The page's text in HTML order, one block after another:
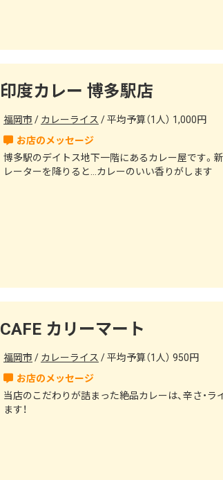
印度カレー 博多駅店
福岡市 カレーライス 平均予算（1人） 1,000円
博多駅のデイトス地下一階にあるカレー屋です。
レーターを降りると…カレーのいい香りがします
CAFE カリーマート
福岡市 カレーライス 平均予算（1人） 950円
当店のこだわりが詰まった絶品カレーは、辛さ・
ます！